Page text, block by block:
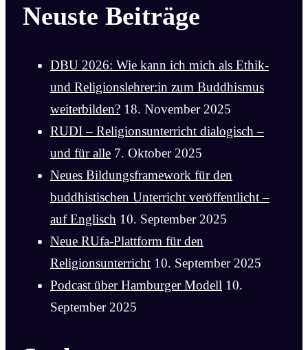
Neuste Beiträge
DBU 2026: Wie kann ich mich als Ethik-
und Religionslehrer:in zum Buddhismus
weiterbilden? 18. November 2025
RUDI – Religionsunterricht dialogisch –
und für alle 7. Oktober 2025
Neues Bildungsframework für den
buddhistischen Unterricht veröffentlicht –
auf Englisch 10. September 2025
Neue RUfa-Plattform für den
Religionsunterricht 10. September 2025
Podcast über Hamburger Modell 10.
September 2025